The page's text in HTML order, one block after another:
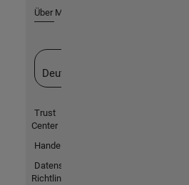
Über MathWorks
Deutschland
Trust
Center
Handelsmarken
Datenschutz-
Richtlinien